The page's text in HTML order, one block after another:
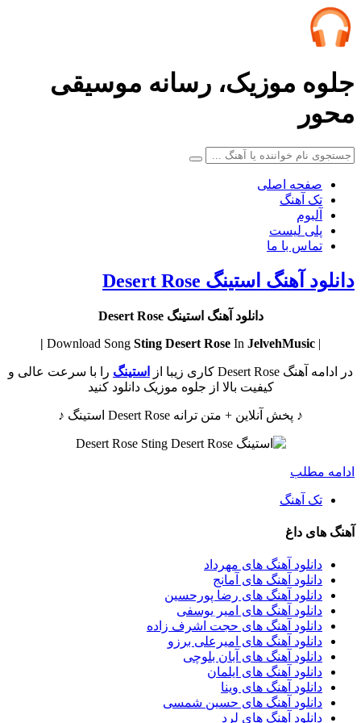
جلوه موزیک، رسانه موسیقی
محور
صفحه اصلی
تک آهنگ
آلبوم
پلی لیست
تماس با ما
دانلود آهنگ استینگ Desert Rose
دانلود آهنگ استینگ Desert Rose
| Download Song
Sting Desert Rose In JelvehMusic |
در ادامه آهنگ Desert Rose کاری زیبا از استینگ را با سرعت عالی و
کیفیت بالا از جلوه موزیک دانلود کنید
♪ پخش آنلاین + متن ترانه Desert Rose استینگ ♪
ادامه مطلب
تک آهنگ
آهنگ های داغ
دانلود آهنگ های مهرداد
دانلود آهنگ های آمانج
دانلود آهنگ های رضا پورحسین
دانلود آهنگ های امیر یوسفی
دانلود آهنگ های حجت اشرف زاده
دانلود آهنگ های امیرعلی برزو
دانلود آهنگ های آبان بلوچی
دانلود آهنگ های ایلمان
دانلود آهنگ های وینا
دانلود آهنگ های حسین شمسی
دانلود آهنگ های لرد